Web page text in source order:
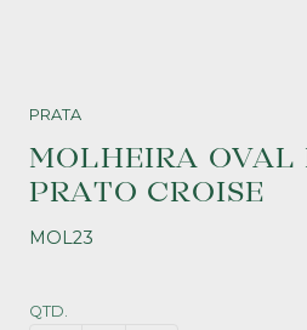
PRATA
MOLHEIRA OVAL
PRATO CROISE
MOL23
QTD.